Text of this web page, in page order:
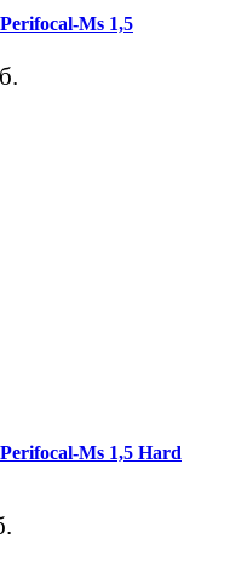
Ms 1,5
Ms 1,5 Hard